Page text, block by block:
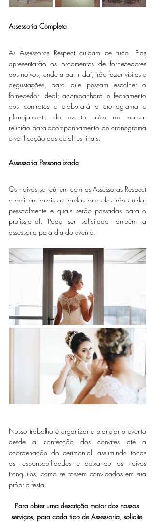
​Assessoria Completa
As Assessoras Respect cuidam de tudo. Elas
apresentarão os orçamentos de fornecedores
aos noivos, onde a partir daí, irão fazer visitas e
degustações, para que possam escolher o
fornecedor ideal; acompanhará o fechamento
dos contratos e elaborará o cronograma e
planejamento do evento além de marcar
reunião para acompanhamento do cronograma
e verificação dos detalhes finais.
Assessoria Personalizada
Os noivos se reúnem com as Assessoras Respect
e definem quais as tarefas que eles irão cuidar
pessoalmente e quais serão passadas para o
profissional. Pode ser solicitado também a
assessoria para dia do evento.
Nosso trabalho é organizar e planejar o evento
desde a confecção dos convites até a
coordenação do cerimonial, assumindo todas
as responsabilidades e deixando os noivos
tranquilos, como se fossem convidados em sua
própria festa.
Para obter uma descrição maior dos nossos
serviços, para cada tipo de Assessoria, solicite